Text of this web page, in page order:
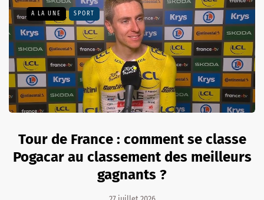
A LA UNE SPORT
Tour de France : comment se classe
Pogacar au classement des meilleurs
gagnants ?